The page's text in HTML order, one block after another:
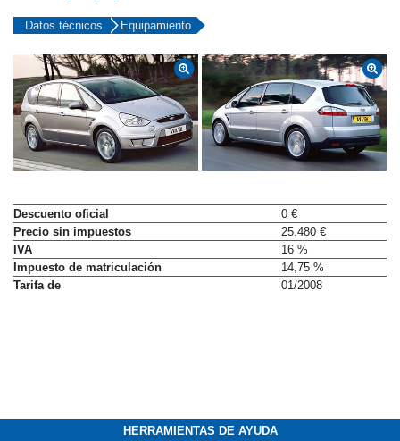
Datos técnicos Equipamiento
Descuento oficial
0 €
Precio sin impuestos
25.480 €
IVA
16 %
Impuesto de matriculación
14,75 %
Tarifa de
01/2008
HERRAMIENTAS DE AYUDA